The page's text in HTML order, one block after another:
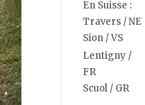
En Suisse :
Travers / NE
Sion / VS
Lentigny /
FR
Scuol / GR